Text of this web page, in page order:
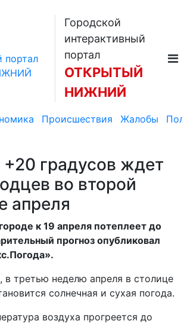
Городской
интерактивный
портал
ОТКРЫТЫЙ
НИЖНИЙ
Происшествия Жалобы
градусов ждет
во второй
апреля
к 19 апреля потеплеет до
прогноз опубликовал
в третью неделю апреля в столице
солнечная и сухая погода.
воздуха прогреется до